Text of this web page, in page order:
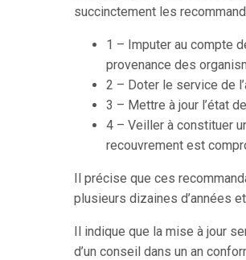
succinctement les
1 – Imputer au compte
provenance des
2 – Doter le service de
3 – Mettre à jour l’état
4 – Veiller à constituer
recouvrement est
Il précise que ces
plusieurs dizaines d’années
Il indique que la mise à jour
d’un conseil dans un an